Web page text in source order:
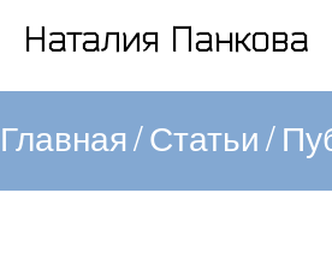
Главная/Статьи/